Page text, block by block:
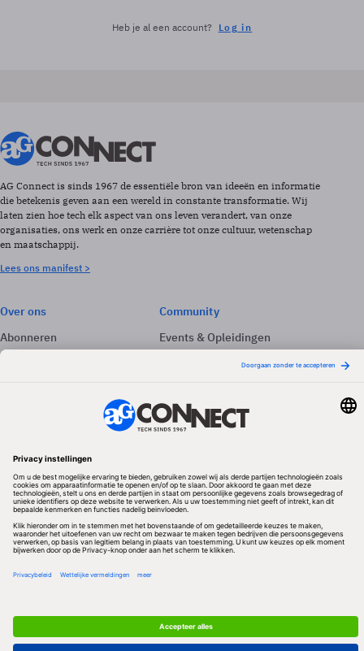
Heb je al een account? Log in
AG Connect is sinds 1967 de essentiële bron van ideeën en informatie
die betekenis geven aan een wereld in constante transformatie. Wij
laten zien hoe tech elk aspect van ons leven verandert, van onze
organisaties, ons werk en onze carrière tot onze cultuur, wetenschap
en maatschappij.
Lees ons manifest >
Over ons
Abonneren
Adverteren
Community
Events & Opleidingen
Volg ons
Redactionele partner
Algemene Voorwaarden & Copyrights